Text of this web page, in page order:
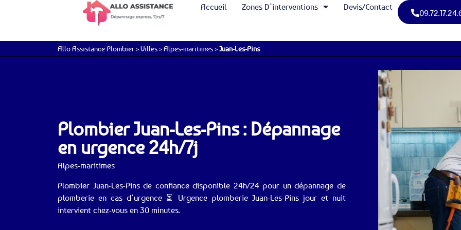
Accueil Zones D’interventions Devis/Contact
Allo Assistance Plombier >Villes >Alpes-maritimes >Juan-Les-Pins
Plombier Juan-Les-Pins : Dépannage
en urgence 24h/7j
Alpes-maritimes
Plombier Juan-Les-Pins de confiance disponible 24h/24 pour un dépannage de
plomberie en cas d’urgence ⏳ Urgence plomberie Juan-Les-Pins jour et nuit
intervient chez-vous en 30 minutes.